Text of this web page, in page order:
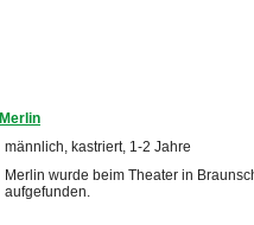
Merlin
männlich, kastriert, 1-2 Jahre
Merlin wurde beim Theater in
aufgefunden.